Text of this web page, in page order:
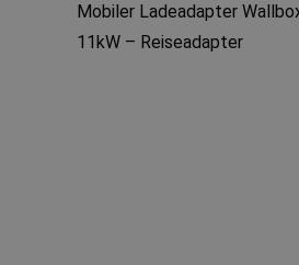
Mobiler Ladeadapter
11kW – Reiseadapter